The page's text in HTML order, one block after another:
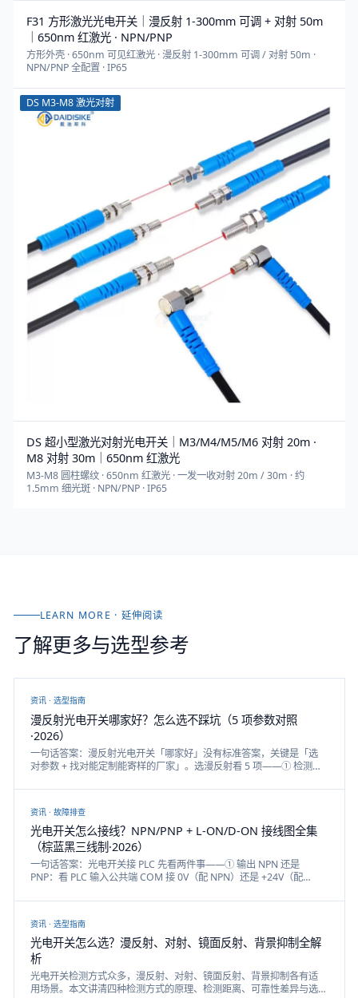
F31 方形激光光电开关｜漫反射 1-300mm 可调 + 对射 50m
｜650nm 红激光 · NPN/PNP
方形外壳 · 650nm 可见红激光 · 漫反射 1-300mm 可调 / 对射 50m ·
NPN/PNP 全配置 · IP65
DS M3-M8 激光对射
DS 超小型激光对射光电开关｜M3/M4/M5/M6 对射 20m ·
M8 对射 30m｜650nm 红激光
M3-M8 圆柱螺纹 · 650nm 红激光 · 一发一收对射 20m / 30m · 约
1.5mm 细光斑 · NPN/PNP · IP65
LEARN MORE · 延伸阅读
了解更多与选型参考
资讯 ·选型指南
漫反射光电开关哪家好？怎么选不踩坑（5 项参数对照
·2026）
一句话答案：漫反射光电开关「哪家好」没有标准答案，关键是「选
对参数 + 找对能定制能寄样的厂家」。选漫反射看 5 项——① 检测距
（红光好对准/激光测远）、④ 输出（NPN/PNP·NO/NC·L-ON/D-
科作为案例。
资讯 ·故障排查
光电开关怎么接线？NPN/PNP + L-ON/D-ON 接线图全集
（棕蓝黑三线制·2026）
一句话答案：光电开关接 PLC 先看两件事——① 输出 NPN 还是
PNP：看 PLC 输入公共端 COM 接 0V（配 NPN）还是 +24V（配
ON，多数型号一拨码就切换。三线线序棕=+V、蓝=0V、黑=信号。本
资讯 ·选型指南
光电开关怎么选？漫反射、对射、镜面反射、背景抑制全解
析
光电开关检测方式众多，漫反射、对射、镜面反射、背景抑制各有适
用场景。本文讲清四种检测方式的原理、检测距离、可靠性差异与选